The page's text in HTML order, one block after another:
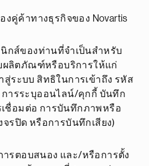
งคู่ค้าทางธุรกิจของ Novartis
กส์ของท่านที่จำเป็นสำหรับ
ผลิตภัณฑ์หรือบริการให้แก่
สู่ระบบ สิทธิในการเข้าถึง รหัส
การระบุออนไลน์/คุกกี้ บันทึก
เชื่อมต่อ การบันทึกภาพหรือ
จรปิด หรือการบันทึกเสียง)
ารตอบสนอง และ/หรือการตั้ง